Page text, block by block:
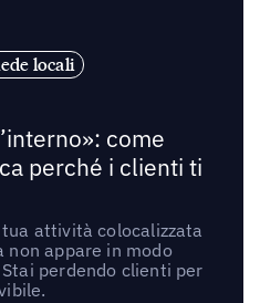
locali
come
perché i clienti ti
attività colocalizzata
non appare in modo
perdendo clienti per